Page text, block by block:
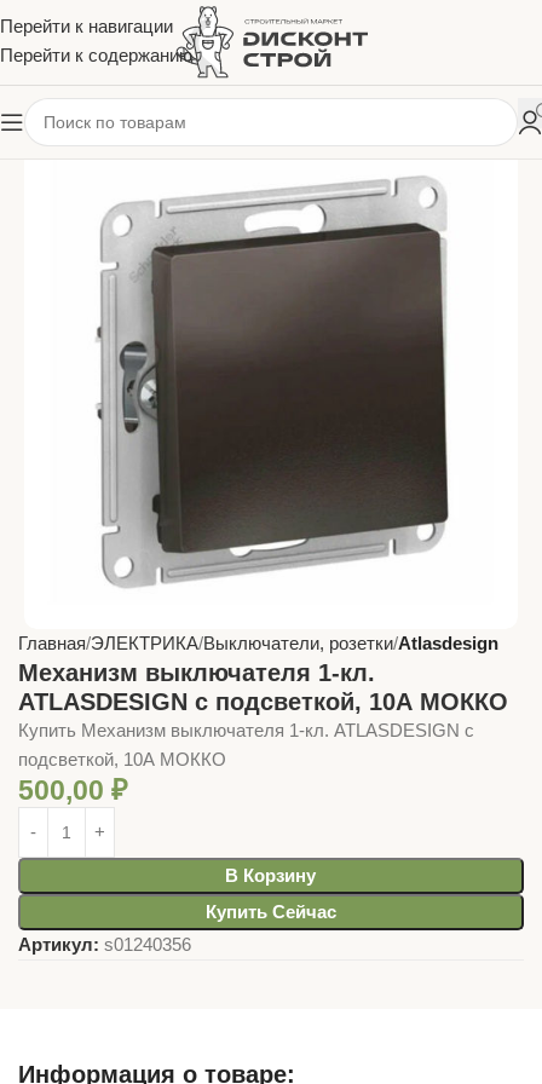
Перейти к навигации
Перейти к содержанию
Главная ЭЛЕКТРИКА Выключатели, розетки Atlasdesign
Механизм выключателя 1-кл.
ATLASDESIGN с подсветкой, 10А МОККО
Купить Механизм выключателя 1-кл. ATLASDESIGN с
подсветкой, 10А МОККО
500,00 ₽
В Корзину
Купить Сейчас
Артикул: s01240356
Информация о товаре: